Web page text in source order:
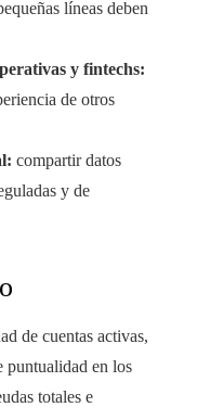
líneas deben
y fintechs:
de otros
compartir datos
y de
de cuentas activas,
puntualidad en los
totales e